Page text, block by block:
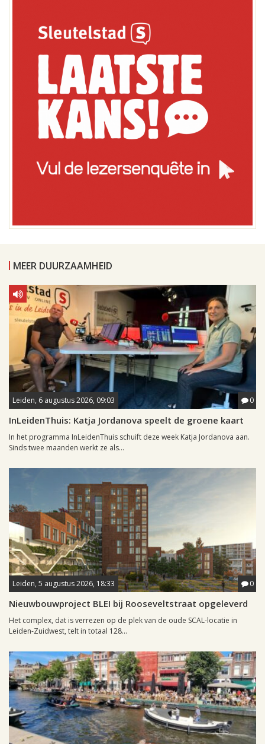
MEER DUURZAAMHEID
Leiden, 6 augustus 2026, 09:03 0
InLeidenThuis: Katja Jordanova speelt de groene kaart
In het programma InLeidenThuis schuift deze week Katja Jordanova aan.
Sinds twee maanden werkt ze als...
Leiden, 5 augustus 2026, 18:33 0
Nieuwbouwproject BLEI bij Rooseveltstraat opgeleverd
Het complex, dat is verrezen op de plek van de oude SCAL-locatie in
Leiden-Zuidwest, telt in totaal 128...